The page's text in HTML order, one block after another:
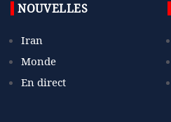
NOUVELLES
Iran
Monde
En direct